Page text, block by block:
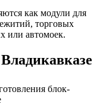
как модули для
торговых
или автомоек.